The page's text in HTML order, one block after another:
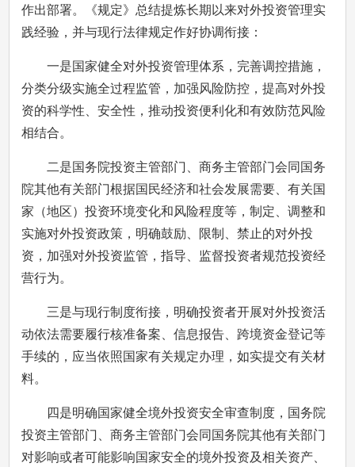
作出部署。《规定》总结提炼长期以来对外投资管理实
践经验，并与现行法律规定作好协调衔接：
一是国家健全对外投资管理体系，完善调控措施，
分类分级实施全过程监管，加强风险防控，提高对外投
资的科学性、安全性，推动投资便利化和有效防范风险
相结合。
二是国务院投资主管部门、商务主管部门会同国务
院其他有关部门根据国民经济和社会发展需要、有关国
家（地区）投资环境变化和风险程度等，制定、调整和
实施对外投资政策，明确鼓励、限制、禁止的对外投
资，加强对外投资监管，指导、监督投资者规范投资经
营行为。
三是与现行制度衔接，明确投资者开展对外投资活
动依法需要履行核准备案、信息报告、跨境资金登记等
手续的，应当依照国家有关规定办理，如实提交有关材
料。
四是明确国家健全境外投资安全审查制度，国务院
投资主管部门、商务主管部门会同国务院其他有关部门
对影响或者可能影响国家安全的境外投资及相关资产、